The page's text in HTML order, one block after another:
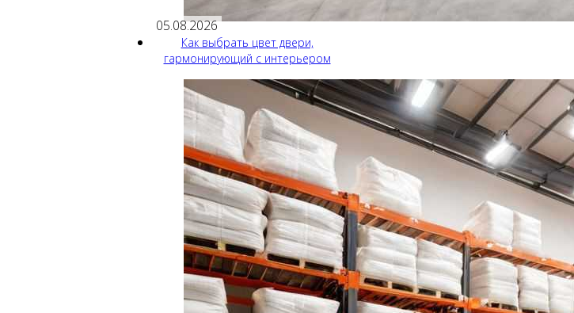
05.08.2026
Как выбрать цвет двери,
гармонирующий с интерьером